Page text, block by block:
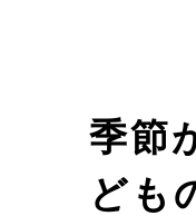
季節
ども